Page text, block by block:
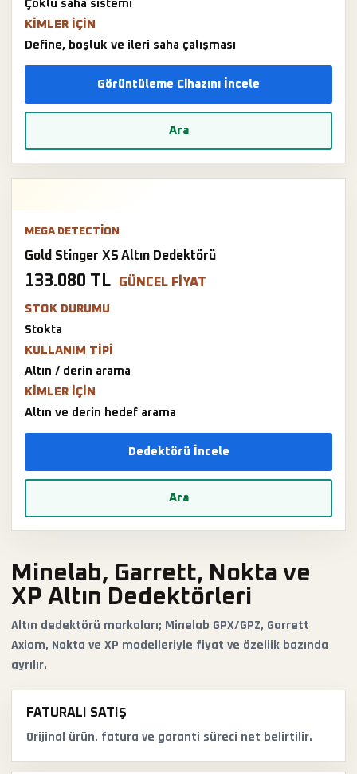
Çoklu saha sistemi
KIMLER IÇIN
Define, boşluk ve ileri saha çalışması
Görüntüleme Cihazını İncele
Ara
MEGA DETECTION
Gold Stinger X5 Altın Dedektörü
133.080 TL GÜNCEL FIYAT
STOK DURUMU
Stokta
KULLANIM TIPI
Altın / derin arama
KIMLER IÇIN
Altın ve derin hedef arama
Dedektörü İncele
Ara
Minelab, Garrett, Nokta ve
XP Altın Dedektörleri
Altın dedektörü markaları; Minelab GPX/GPZ, Garrett
Axiom, Nokta ve XP modelleriyle fiyat ve özellik bazında
ayrılır.
FATURALI SATIŞ
Orijinal ürün, fatura ve garanti süreci net belirtilir.